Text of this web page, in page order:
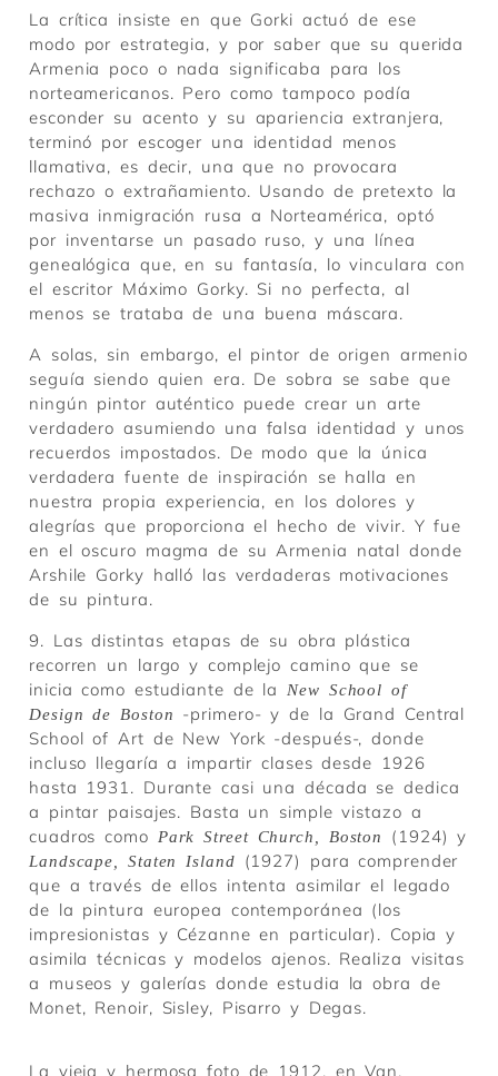
La crítica insiste en que Gorki actuó de ese
modo por estrategia, y por saber que su querida
Armenia poco o nada significaba para los
norteamericanos. Pero como tampoco podía
esconder su acento y su apariencia extranjera,
terminó por escoger una identidad menos
llamativa, es decir, una que no provocara
rechazo o extrañamiento. Usando de pretexto la
masiva inmigración rusa a Norteamérica, optó
por inventarse un pasado ruso, y una línea
genealógica que, en su fantasía, lo vinculara con
el escritor Máximo Gorky. Si no perfecta, al
menos se trataba de una buena máscara.
A solas, sin embargo, el pintor de origen armenio
seguía siendo quien era. De sobra se sabe que
ningún pintor auténtico puede crear un arte
verdadero asumiendo una falsa identidad y unos
recuerdos impostados. De modo que la única
verdadera fuente de inspiración se halla en
nuestra propia experiencia, en los dolores y
alegrías que proporciona el hecho de vivir. Y fue
en el oscuro magma de su Armenia natal donde
Arshile Gorky halló las verdaderas motivaciones
de su pintura.
9. Las distintas etapas de su obra plástica
recorren un largo y complejo camino que se
inicia como estudiante de la
New School of
Design de Boston
-primero- y de la Grand Central
School of Art de New York -después-, donde
incluso llegaría a impartir clases desde 1926
hasta 1931. Durante casi una década se dedica
a pintar paisajes. Basta un simple vistazo a
cuadros como
Park Street Church, Boston (1924) y
Landscape, Staten Island
(1927) para comprender
que a través de ellos intenta asimilar el legado
de la pintura europea contemporánea (los
impresionistas y Cézanne en particular). Copia y
asimila técnicas y modelos ajenos. Realiza visitas
a museos y galerías donde estudia la obra de
Monet, Renoir, Sisley, Pisarro y Degas.
La vieja y hermosa foto de 1912, en Van,